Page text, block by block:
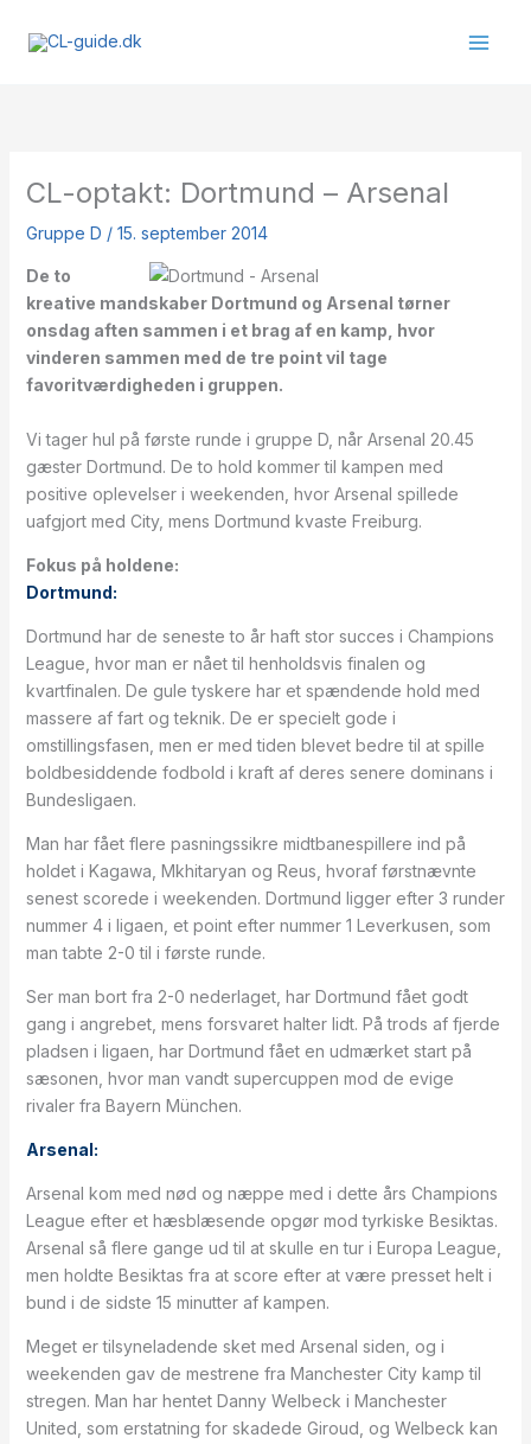
CL-optakt: Dortmund – Arsenal
Gruppe D / 15. september 2014
De to
kreative mandskaber Dortmund og Arsenal tørner
onsdag aften sammen i et brag af en kamp, hvor
vinderen sammen med de tre point vil tage
favoritværdigheden i gruppen.
Vi tager hul på første runde i gruppe D, når Arsenal 20.45
gæster Dortmund. De to hold kommer til kampen med
positive oplevelser i weekenden, hvor Arsenal spillede
uafgjort med City, mens Dortmund kvaste Freiburg.
Fokus på holdene:
Dortmund:
Dortmund har de seneste to år haft stor succes i Champions
League, hvor man er nået til henholdsvis finalen og
kvartfinalen. De gule tyskere har et spændende hold med
massere af fart og teknik. De er specielt gode i
omstillingsfasen, men er med tiden blevet bedre til at spille
boldbesiddende fodbold i kraft af deres senere dominans i
Bundesligaen.
Man har fået flere pasningssikre midtbanespillere ind på
holdet i Kagawa, Mkhitaryan og Reus, hvoraf førstnævnte
senest scorede i weekenden. Dortmund ligger efter 3 runder
nummer 4 i ligaen, et point efter nummer 1 Leverkusen, som
man tabte 2-0 til i første runde.
Ser man bort fra 2-0 nederlaget, har Dortmund fået godt
gang i angrebet, mens forsvaret halter lidt. På trods af fjerde
pladsen i ligaen, har Dortmund fået en udmærket start på
sæsonen, hvor man vandt supercuppen mod de evige
rivaler fra Bayern München.
Arsenal:
Arsenal kom med nød og næppe med i dette års Champions
League efter et hæsblæsende opgør mod tyrkiske Besiktas.
Arsenal så flere gange ud til at skulle en tur i Europa League,
men holdte Besiktas fra at score efter at være presset helt i
bund i de sidste 15 minutter af kampen.
Meget er tilsyneladende sket med Arsenal siden, og i
weekenden gav de mestrene fra Manchester City kamp til
stregen. Man har hentet Danny Welbeck i Manchester
United, som erstatning for skadede Giroud, og Welbeck kan